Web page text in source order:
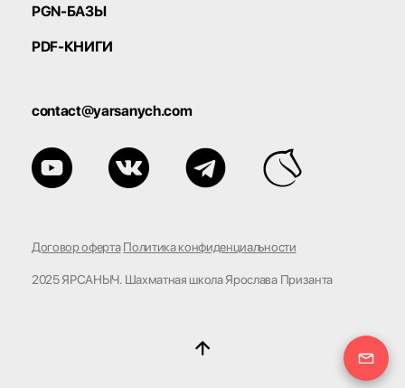
PGN-БАЗЫ
PDF-КНИГИ
contact@yarsanych.com
Договор оферта Политика конфиденциальности
2025 ЯРСАНЫЧ. Шахматная школа Ярослава Призанта